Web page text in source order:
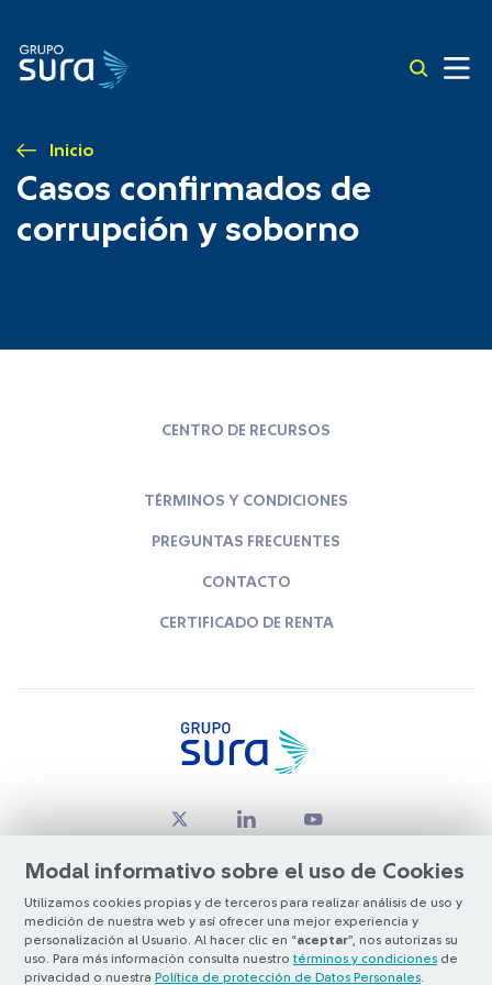
Inicio
Casos confirmados de
corrupción y soborno
Modal informativo sobre el uso de Cookies
Utilizamos cookies propias y de terceros para realizar análisis de uso y
medición de nuestra web y así ofrecer una mejor experiencia y
personalización al Usuario. Al hacer clic en “aceptar”, nos autorizas su
uso. Para más información consulta nuestro términos y condiciones de
privacidad o nuestra Política de protección de Datos Personales
CENTRO DE RECURSOS
TÉRMINOS Y CONDICIONES
PREGUNTAS FRECUENTES
CONTACTO
CERTIFICADO DE RENTA
© Copyright Grupo SURA 2026